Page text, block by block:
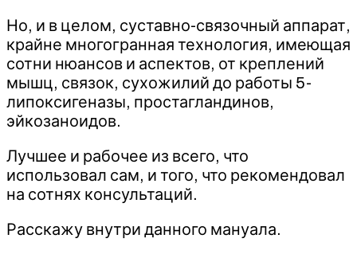
Но, и в целом, суставно-связочный аппарат,
крайне многогранная технология, имеющая
сотни нюансов и аспектов, от креплений
мышц, связок, сухожилий до работы 5-
липоксигеназы, простагландинов,
эйкозаноидов.
Лучшее и рабочее из всего, что
использовал сам, и того, что рекомендовал
на сотнях консультаций.
Расскажу внутри данного мануала.